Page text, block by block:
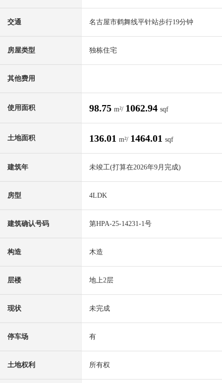
交通 名古屋市鹤舞线平针站步行19分钟
房屋类型 独栋住宅
其他费用
使用面积 98.75 m²/ 1062.94 sqf
土地面积 136.01 m²/ 1464.01 sqf
建筑年 未竣工(打算在2026年9月完成)
房型 4LDK
建筑确认号码 第HPA-25-14231-1号
构造 木造
层楼 地上2层
现状 未完成
停车场 有
土地权利 所有权